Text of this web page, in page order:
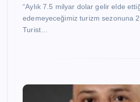
“Aylık 7.5 milyar dolar gelir elde
edemeyeceğimiz turizm sezonuna
Turist…